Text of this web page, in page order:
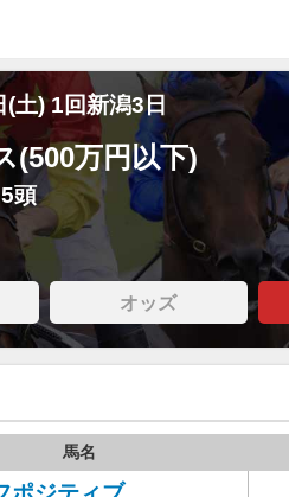
土) 1回新潟3日
(500万円以下)
頭
オッズ
馬名